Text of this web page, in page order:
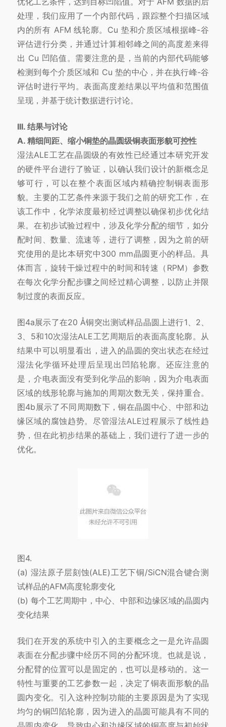
处理，我们应用了一个内部代码，跟踪整个扫描区域
内的所有 AFM 线轮廓。Cu 垫和介质区域根据峰-谷
评估进行分类，并通过计算相邻峰之间的高度差来得
出 Cu 凹陷值。需要注意的是，当前的内部代码能够
检测到每个介质区域和 Cu 垫的中心，并在执行峰-谷
评估时进行平均。表面高度差结果以平均值和范围值
呈现，并基于统计数据进行讨论。
III. 结果与讨论
A. 精细间距、缩小铜垫的晶圆级铜表面形貌可控性
湿法ALE工艺在晶圆级的有效性已经通过本研究开发
的硬件平台进行了验证，以确认我们设计的新概念足
够可行，可以在整个表面区域内精确控制铜表面形
貌。主要的工艺条件来源于我们之前的研究工作，在
该工作中，化学浓度最初经过调整以确保初步优化结
果。在初步试验过程中，涉及化学分配的细节，如分
配时间、数量、流速等，进行了调整，因为之前的研
究使用的是比本研究中300 mm晶圆更小的样品。具
体而言，旋转干燥过程中的时间和转速（RPM）参数
在每次化学分配步骤之间经过精心调整，以防止并限
制过度的表面反应。
图4a展示了在20 Å铜突出测试样品晶圆上进行1、2、
3、5和10次湿法ALE工艺周期后的表面高度轮廓。从
结果中可以明显看出，进入的晶圆的突出状态在经过
湿法化学循环处理后呈现出凹陷轮廓。还应注意的
是，介电表面没有受到化学品的影响，因为介电表面
区域的线形轮廓与施加的周期次数无关，保持重合。
图4b展示了不同周期数下，铜在晶圆中心、中部和边
缘区域的腐蚀趋势。尽管湿法ALE过程展示了线性趋
势，但在此初步结果的基础上，我们进行了进一步的
优化。
图4.
(a) 湿法原子层刻蚀(ALE)工艺下铜/SiCN混合键合测
试样品的AFM高度轮廓变化
(b) 每个工艺周期中，中心、中部和边缘区域的晶圆内
变化结果
我们在开发的系统中引入的主要概念之一是允许晶圆
表面在分配步骤中经历不同的分配环境。也就是说，
分配臂的位置可以是固定的，也可以是移动的。这一
特性与重要的工艺参数一起，决定了铜表面形貌的晶
圆内变化。引入这种控制功能的主要原因是为了实现
均匀的铜凹陷轮廓，因为进入的晶圆可能具有不同的